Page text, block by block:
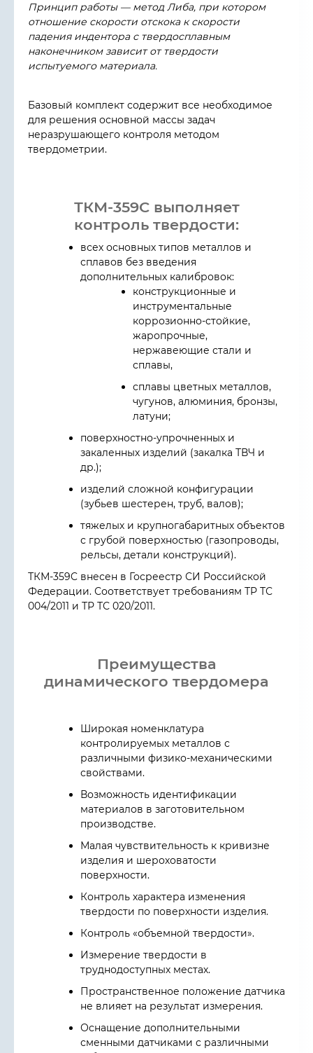
Принцип работы — метод Либа, при котором
отношение скорости отскока к скорости
падения индентора с твердосплавным
наконечником зависит от твердости
испытуемого материала.
Базовый комплект содержит все необходимое
для решения основной массы задач
неразрушающего контроля методом
твердометрии.
ТКМ-359С выполняет
контроль твердости:
всех основных типов металлов и
сплавов без введения
дополнительных калибровок:
конструкционные и
инструментальные
коррозионно-стойкие,
жаропрочные,
нержавеющие стали и
сплавы,
сплавы цветных металлов,
чугунов, алюминия, бронзы,
латуни;
поверхностно-упрочненных и
закаленных изделий (закалка ТВЧ и
др.);
изделий сложной конфигурации
(зубьев шестерен, труб, валов);
тяжелых и крупногабаритных объектов
с грубой поверхностью (газопроводы,
рельсы, детали конструкций).
ТКМ-359C внесен в Госреестр СИ Российской
Федерации. Соответствует требованиям ТР ТС
004/2011 и ТР ТС 020/2011.
Преимущества
динамического твердомера
Широкая номенклатура
контролируемых металлов с
различными физико-механическими
свойствами.
Возможность идентификации
материалов в заготовительном
производстве.
Малая чувствительность к кривизне
изделия и шероховатости
поверхности.
Контроль характера изменения
твердости по поверхности изделия.
Контроль «объемной твердости».
Измерение твердости в
труднодоступных местах.
Пространственное положение датчика
не влияет на результат измерения.
Оснащение дополнительными
сменными датчиками с различными